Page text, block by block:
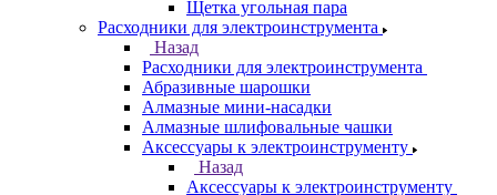
Щетка угольная пара
Расходники для электроинструмента
Назад
Расходники для электроинструмента
Абразивные шарошки
Алмазные мини-насадки
Алмазные шлифовальные чашки
Аксессуары к электроинструменту
Назад
Аксессуары к электроинструменту